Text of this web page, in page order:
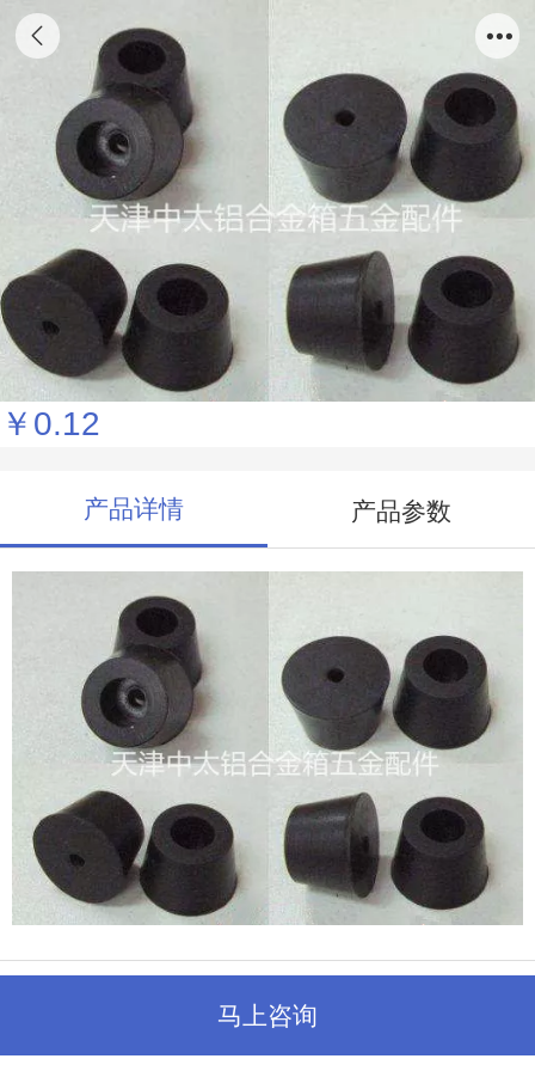
（圆锥型脚垫）天津中太铝合金箱厂批发 箱
扣 行李箱锁扣 航空箱配件 箱包五金配件 航
空箱各类锁具搭扣，厂家直销铝合金航空箱各
种铝质材料，五金配件
￥0.12
产品详情 产品参数
马上咨询